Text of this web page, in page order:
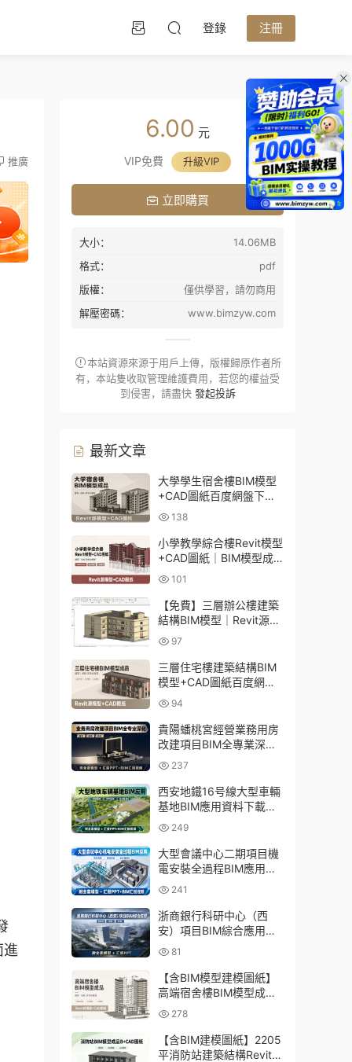
登錄 注冊
推廣
進
6.00 元
VIP免費 升級VIP
立即購買
大小：
14.06MB
格式：
pdf
版權：
僅供學習，請勿商用
解壓密碼：
www.bimzyw.com
本站資源來源于用戶上傳，版權歸原作者所
有，本站隻收取管理維護費用，若您的權益受
到侵害，請盡快 發起投訴
最新文章
大學學生宿舍樓BIM模型
+CAD圖紙百度網盤下載
｜建築結構全套Revit源文
件
138
小學教學綜合樓Revit模型
+CAD圖紙｜BIM模型成
品百度網盤下載
101
【免費】三層辦公樓建築
結構BIM模型｜Revit源文
件百度網盤下載
97
三層住宅樓建築結構BIM
模型+CAD圖紙百度網盤
下載94
貴陽蟠桃宮經營業務用房
改建項目BIM全專業深化
資料下載：含模型、彙報
PPT及演示視頻
237
西安地鐵16号線大型車輛
基地BIM應用資料下載：
含BIM模型、彙報PPT及
演示視頻
249
大型會議中心二期項目機
電安裝全過程BIM應用資
料下載：含BIM模型、彙
報PPT及視頻
241
浙商銀行科研中心（西
安）項目BIM綜合應用資
料下載：含全套BIM模
型、彙報PPT
81
【含BIM模型建模圖紙】
高端宿舍樓BIM模型成
品，包含建築+結構兩大
專業Revit模型及全套建模
CAD圖紙
278
【含BIM建模圖紙】2205
平消防站建築結構Revit模